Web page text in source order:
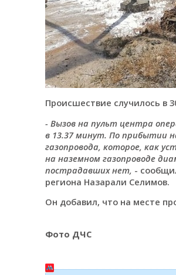
Происшествие случилось в
- Вызов на пульт центра
в 13.37 минут. По прибытии
газопровода, которое, как
на наземном газопроводе
пострадавших нет, -
региона Назарали Селимов.
Он добавил, что на месте
Фото ДЧС